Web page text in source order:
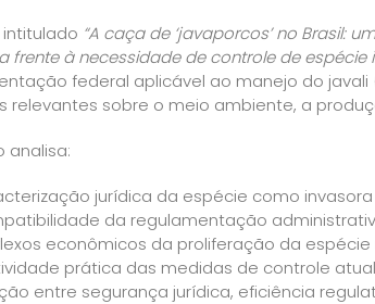
intitulado “A caça de ‘javaporcos’ no Brasil:
frente à necessidade de controle de espécie
federal aplicável ao manejo do
relevantes sobre o meio ambiente, a
analisa:
jurídica da espécie como invasora
da regulamentação
econômicos da proliferação da
prática das medidas de controle
entre segurança jurídica, eficiência